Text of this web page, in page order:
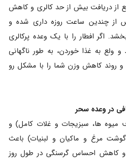
از دریافت بیش از حد کالری و کاهش
از چندین ساعت روزه داری شده و
اگر افطار را با یک وعده پرکالری
و ولع به غذا خوردن، به طور ناگهانی
و روند کاهش وزن شما را با مشکل رو
میوه ها، سبزیجات و غلات کامل) و
مرغ و ماکیان و لبنیات) باعث
کاهش احساس گرسنگی در طول روز